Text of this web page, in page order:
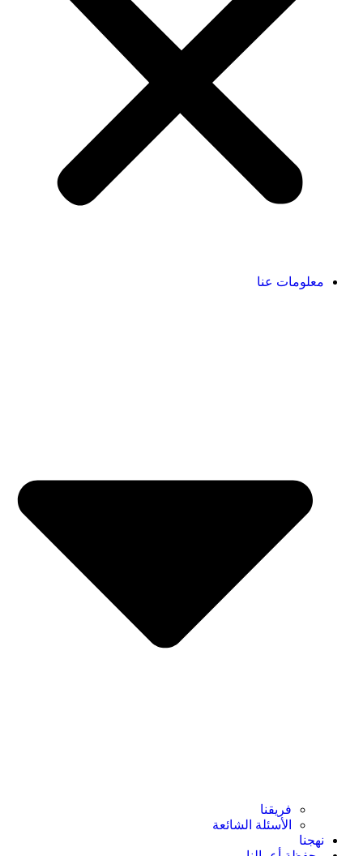
معلومات عنا
فريقنا
الأسئلة الشائعة
نهجنا